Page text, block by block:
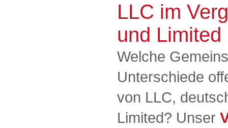
LLC im
und Limited
Welche
Unterschiede
von LLC,
Limited? Unser